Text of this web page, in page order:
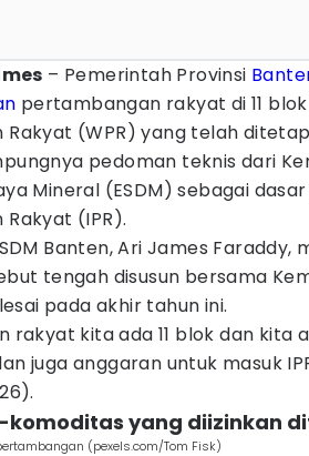
– Pemerintah Provinsi
pertambangan rakyat di 11
(WPR) yang telah
pedoman teknis dari
Mineral (ESDM) sebagai
(IPR).
Banten, Ari James Faraddy,
tengah disusun bersama
pada akhir tahun ini.
rakyat kita ada 11 blok dan kita
juga anggaran untuk masuk
komoditas yang diizinkan
(pexels.com/Tom Fisk)